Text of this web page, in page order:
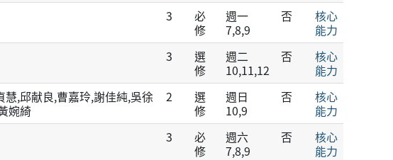
3
必
修
週一
7,8,9
否
核心
能力
3
選
修
週二
10,11,12
否
核心
能力
,邱献良,曹嘉玲,謝佳純,吳徐
婉綺
2
選
修
週日
10,9
否
核心
能力
3
必
修
週六
7,8,9
否
核心
能力